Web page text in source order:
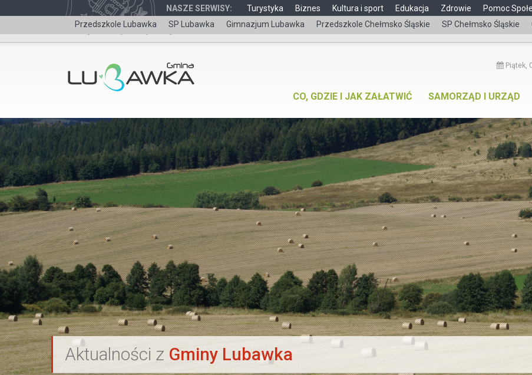
NASZE SERWISY: Turystyka Biznes Kultura i sport
Edukacja
Przedszkole Lubawka
SP Lubawka Gimnazjum Lubawka Przedszkole Chełmsko Śląskie SP Chełmsko Śląskie
Zdrowie Pomoc
Wersja dla niepełnosprawnych
Piątek,
CO, GDZIE I JAK ZAŁATWIĆ SAMORZĄD I URZĄD
Aktualności z Gminy Lubawka